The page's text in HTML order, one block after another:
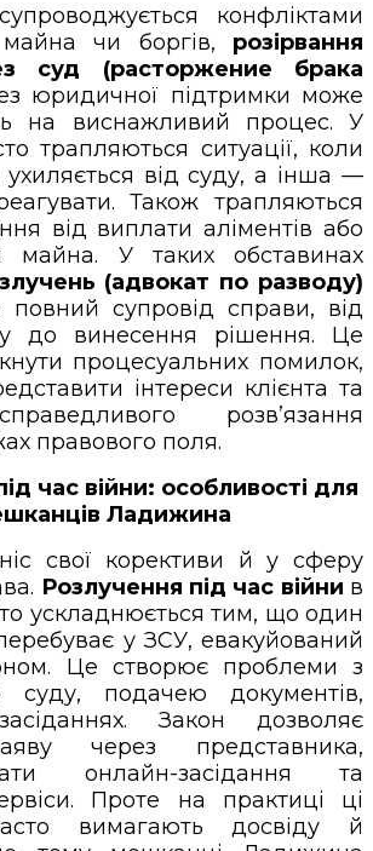
конфліктами
чи боргів, розірвання
суд (расторжение брака
юридичної підтримки може
на виснажливий процес. У
трапляються ситуації, коли
від суду, а інша —
Також трапляються
від виплати аліментів або
майна. У таких обставинах
(адвокат по разводу)
супровід справи, від
до винесення рішення. Це
процесуальних помилок,
інтереси клієнта та
розв’язання
правового поля.
час війни: особливості для
Ладижина
свої корективи й у сферу
Розлучення під час війни в
ускладнюється тим, що один
у ЗСУ, евакуйований
Це створює проблеми з
суду, подачею документів,
Закон дозволяє
через представника,
онлайн-засідання та
Проте на практиці ці
вимагають досвіду й